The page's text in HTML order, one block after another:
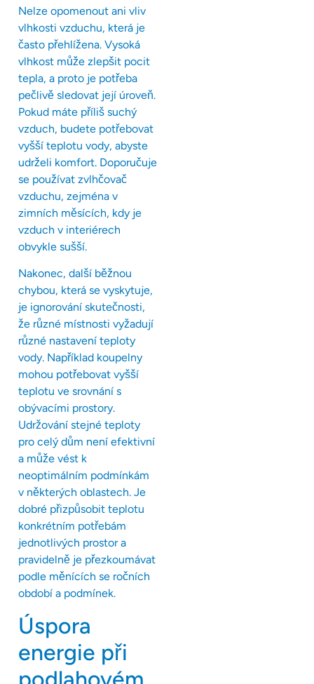
Nelze opomenout ani vliv
vlhkosti vzduchu, která je
často přehlížena. Vysoká
vlhkost může zlepšit pocit
tepla, a proto je potřeba
pečlivě sledovat její úroveň.
Pokud máte příliš suchý
vzduch, budete potřebovat
vyšší teplotu vody, abyste
udrželi komfort. Doporučuje
se používat zvlhčovač
vzduchu, zejména v
zimních měsících, kdy je
vzduch v interiérech
obvykle sušší.
Nakonec, další běžnou
chybou, která se vyskytuje,
je ignorování skutečnosti,
že různé místnosti vyžadují
různé nastavení teploty
vody. Například koupelny
mohou potřebovat vyšší
teplotu ve srovnání s
obývacími prostory.
Udržování stejné teploty
pro celý dům není efektivní
a může vést k
neoptimálním podmínkám
v některých oblastech. Je
dobré přizpůsobit teplotu
konkrétním potřebám
jednotlivých prostor a
pravidelně je přezkoumávat
podle měnících se ročních
období a podmínek.
Úspora
energie při